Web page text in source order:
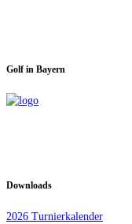
Golf in Bayern
Downloads
2026 Turnierkalender